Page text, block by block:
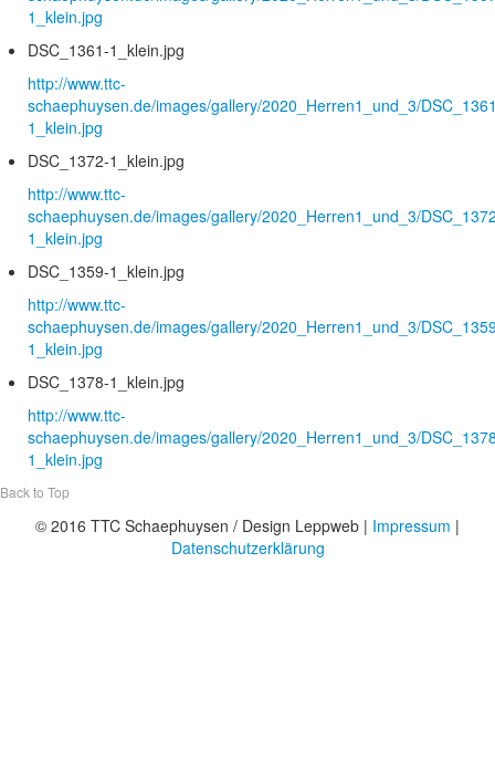
1_klein.jpg
DSC_1361-1_klein.jpg
http://www.ttc-
schaephuysen.de/images/gallery/2020_Herren1_und_3/
1_klein.jpg
DSC_1372-1_klein.jpg
http://www.ttc-
schaephuysen.de/images/gallery/2020_Herren1_und_3/
1_klein.jpg
DSC_1359-1_klein.jpg
http://www.ttc-
schaephuysen.de/images/gallery/2020_Herren1_und_3/
1_klein.jpg
DSC_1378-1_klein.jpg
http://www.ttc-
schaephuysen.de/images/gallery/2020_Herren1_und_3/
1_klein.jpg
Back to Top
© 2016 TTC Schaephuysen / Design Leppweb | Impressum |
Datenschutzerklärung